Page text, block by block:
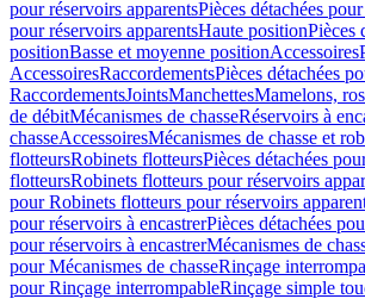
pour réservoirs apparentsPièces détachées
pour réservoirs apparentsHaute positionPièces
positionBasse et moyenne positionAccessoires
AccessoiresRaccordementsPièces détachées
RaccordementsJointsManchettesMamelons,
de débitMécanismes de chasseRéservoirs à
chasseAccessoiresMécanismes de chasse et
flotteursRobinets flotteursPièces détachées
flotteursRobinets flotteurs pour réservoirs
pour Robinets flotteurs pour réservoirs
pour réservoirs à encastrerPièces détachées
pour réservoirs à encastrerMécanismes de
pour Mécanismes de chasseRinçage
pour Rinçage interrompableRinçage simple